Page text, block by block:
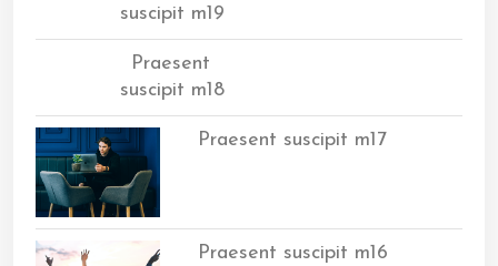
suscipit m19
Praesent
suscipit m18
Praesent suscipit m17
Praesent suscipit m16